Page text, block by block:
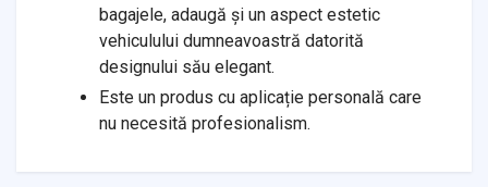
bagajele, adaugă și un aspect estetic
vehiculului dumneavoastră datorită
designului său elegant.
Este un produs cu aplicație personală care
nu necesită profesionalism.